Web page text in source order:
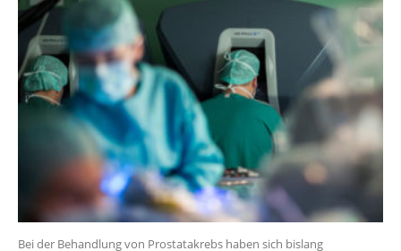
Bei der Behandlung von Prostatakrebs haben sich bislang